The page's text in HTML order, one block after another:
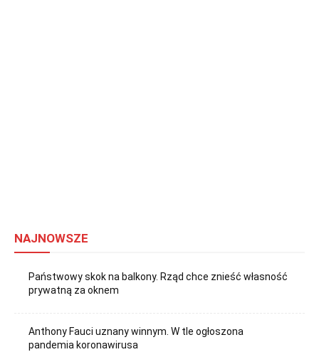
NAJNOWSZE
Państwowy skok na balkony. Rząd chce znieść własność
prywatną za oknem
Anthony Fauci uznany winnym. W tle ogłoszona
pandemia koronawirusa